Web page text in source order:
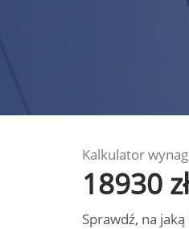
Kalkulator
18930
Sprawdź, na